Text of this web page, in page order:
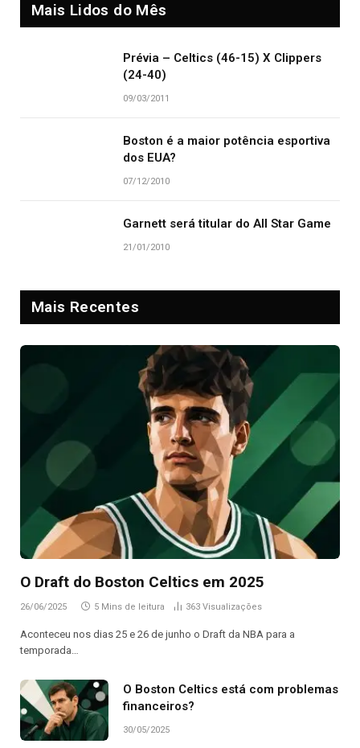
Mais Lidos do Mês
Prévia – Celtics (46-15) X Clippers
(24-40)
09/03/2011
Boston é a maior potência esportiva
dos EUA?
07/12/2010
Garnett será titular do All Star Game
21/01/2010
Mais Recentes
O Draft do Boston Celtics em 2025
26/06/2025 5 Mins de leitura 363 Visualizações
Aconteceu nos dias 25 e 26 de junho o Draft da NBA para a
temporada…
O Boston Celtics está com problemas
financeiros?
30/05/2025